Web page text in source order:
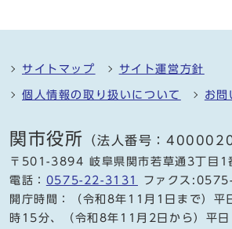
サイトマップ サイト運営方針
個人情報の取り扱いについて お問
関市役所 （法人番号：
〒501-3894 岐阜県関市若草通3丁目1
電話： 0575-22-3131
ファクス
開庁時間：（令和8年11月1日まで）
時15分、（令和8年11月2日から）平